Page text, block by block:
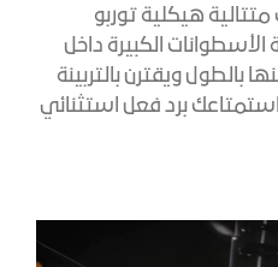
متتالية هيكلية توربو
الكبيرة داخل
ويقترن بالتربينة
استمتاعك برد فعل استثنائي